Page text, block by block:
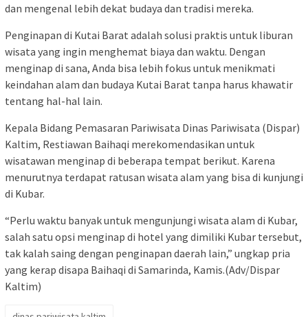
dan mengenal lebih dekat budaya dan tradisi mereka.
Penginapan di Kutai Barat adalah solusi praktis untuk liburan
wisata yang ingin menghemat biaya dan waktu. Dengan
menginap di sana, Anda bisa lebih fokus untuk menikmati
keindahan alam dan budaya Kutai Barat tanpa harus khawatir
tentang hal-hal lain.
Kepala Bidang Pemasaran Pariwisata Dinas Pariwisata (Dispar)
Kaltim, Restiawan Baihaqi merekomendasikan untuk
wisatawan menginap di beberapa tempat berikut. Karena
menurutnya terdapat ratusan wisata alam yang bisa di kunjungi
di Kubar.
“Perlu waktu banyak untuk mengunjungi wisata alam di Kubar,
salah satu opsi menginap di hotel yang dimiliki Kubar tersebut,
tak kalah saing dengan penginapan daerah lain,” ungkap pria
yang kerap disapa Baihaqi di Samarinda, Kamis.(Adv/Dispar
Kaltim)